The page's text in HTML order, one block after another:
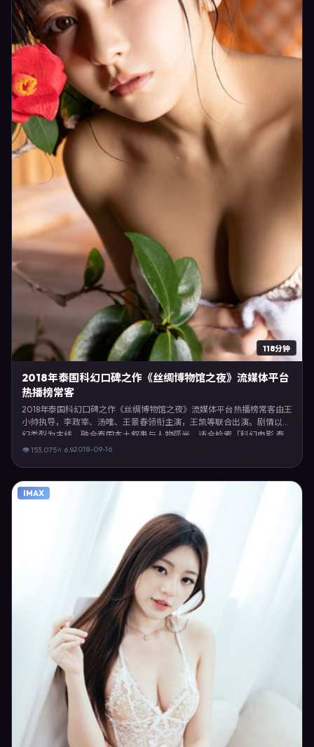
118分钟
2018年泰国科幻口碑之作《丝绸博物馆之夜》流媒体平台
热播榜常客
2018年泰国科幻口碑之作《丝绸博物馆之夜》流媒体平台热播榜常客由王
小帅执导，李政宰、汤唯、王景春领衔主演，王凯等联合出演。剧情以科
幻类型为主线，融合泰国本土叙事与人物弧光，适合检索「科幻电影 泰
国 王小帅 李政宰」等关键词的观众。2018年9月16日完成泰国摄制与后
👁153,075⭐ 6.92018-09-16
IMAX